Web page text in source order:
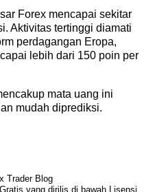
Forex mencapai sekitar
Aktivitas tertinggi diamati
perdagangan Eropa,
lebih dari 150 poin per
mata uang ini
mudah diprediksi.
Trader Blog
yang dirilis di bawah Lisensi